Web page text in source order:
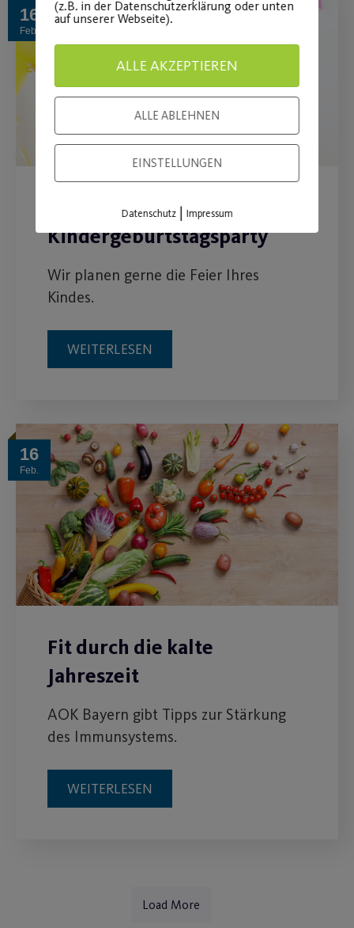
16
Feb.
Kindergeburtstagsparty
Wir planen gerne die Feier Ihres
Kindes.
WEITERLESEN
16
Feb.
Fit durch die kalte
Jahreszeit
AOK Bayern gibt Tipps zur Stärkung
des Immunsystems.
WEITERLESEN
Load More
(z.B. in der Datenschutzerklärung oder unten
auf unserer Webseite).
ALLE AKZEPTIEREN
ALLE ABLEHNEN
EINSTELLUNGEN
Datenschutz| Impressum